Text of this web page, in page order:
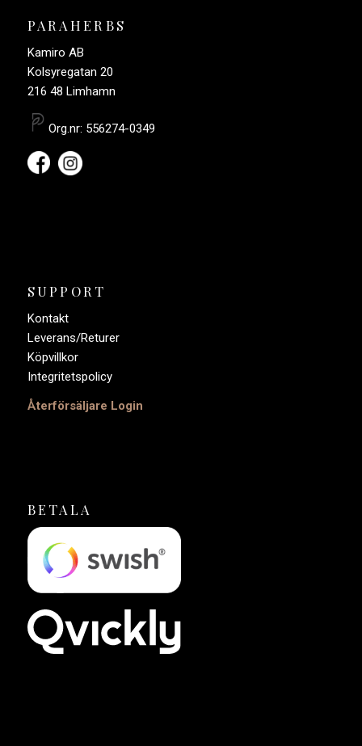
PARAHERBS
Kamiro AB
Kolsyregatan 20
216 48 Limhamn
Org.nr: 556274-0349
SUPPORT
Kontakt
Leverans/Returer
Köpvillkor
Integritetspolicy
Återförsäljare Login
BETALA